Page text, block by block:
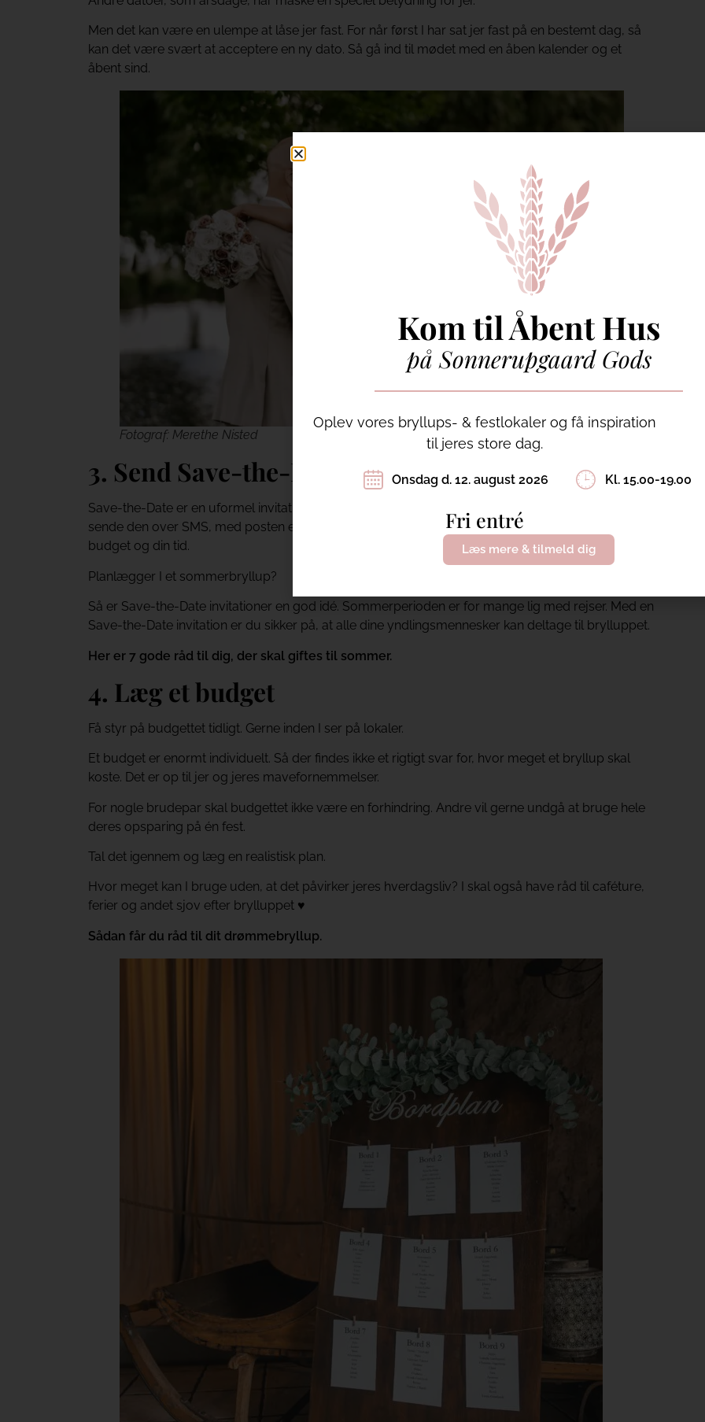
Men det kan være en ulempe at låse jer fast. For når først I har sat jer fast på en bestemt dag, så
kan det være svært at acceptere en ny dato. Så gå ind til mødet med en åben kalender og et
åbent sind.
Fotograf: Merethe Nisted
3. Send Save-the-Date ud
Save-the-Date er en uformel invitation, så jeres gæster kan sætte kryds i kalenderen. Du kan
sende den over SMS, med posten eller oprette en Facebook-begivenhed. Det er helt op til dig, dit
budget og din tid.
Planlægger I et sommerbryllup?
Så er Save-the-Date invitationer en god idé. Sommerperioden er for mange lig med rejser. Med en
Save-the-Date invitation er du sikker på, at alle dine yndlingsmennesker kan deltage til brylluppet.
Her er 7 gode råd til dig, der skal giftes til sommer.
4. Læg et budget
Få styr på budgettet tidligt. Gerne inden I ser på lokaler.
Et budget er enormt individuelt. Så der findes ikke et rigtigt svar for, hvor meget et bryllup skal
koste. Det er op til jer og jeres mavefornemmelser.
For nogle brudepar skal budgettet ikke være en forhindring. Andre vil gerne undgå at bruge hele
deres opsparing på én fest.
Tal det igennem og læg en realistisk plan.
Hvor meget kan I bruge uden, at det påvirker jeres hverdagsliv? I skal også have råd til caféture,
ferier og andet sjov efter brylluppet ♥
Sådan får du råd til dit drømmebryllup.
Kom til Åbent Hus
på Sonnerupgaard Gods
Oplev vores bryllups- & festlokaler og få inspiration
til jeres store dag.
Onsdag d. 12. august 2026 Kl. 15.00-19.00
Fri entré
Læs mere & tilmeld dig